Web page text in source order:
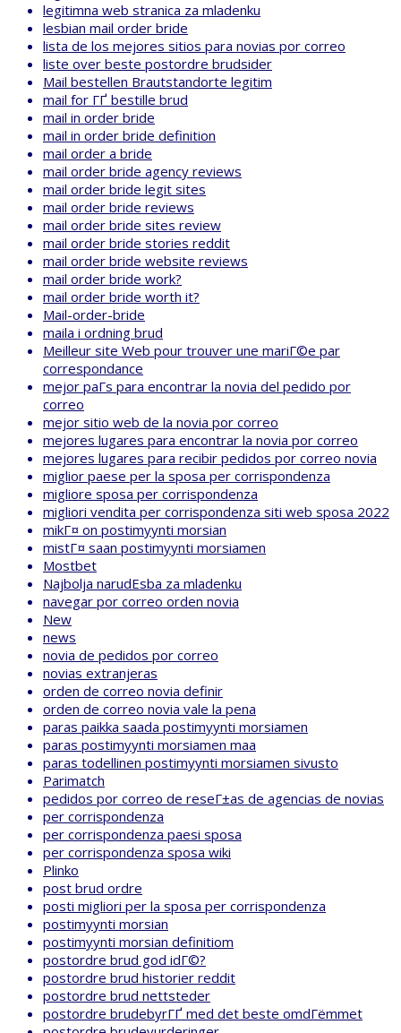
legitimna web stranica za mladenku
lesbian mail order bride
lista de los mejores sitios para novias por correo
liste over beste postordre brudsider
Mail bestellen Brautstandorte legitim
mail for ГҐ bestille brud
mail in order bride
mail in order bride definition
mail order a bride
mail order bride agency reviews
mail order bride legit sites
mail order bride reviews
mail order bride sites review
mail order bride stories reddit
mail order bride website reviews
mail order bride work?
mail order bride worth it?
Mail-order-bride
maila i ordning brud
Meilleur site Web pour trouver une mariГ©e par
correspondance
mejor paГ­s para encontrar la novia del pedido por
correo
mejor sitio web de la novia por correo
mejores lugares para encontrar la novia por correo
mejores lugares para recibir pedidos por correo novia
miglior paese per la sposa per corrispondenza
migliore sposa per corrispondenza
migliori vendita per corrispondenza siti web sposa 2022
mikГ¤ on postimyynti morsian
mistГ¤ saan postimyynti morsiamen
Mostbet
Najbolja narudЕѕba za mladenku
navegar por correo orden novia
New
news
novia de pedidos por correo
novias extranjeras
orden de correo novia definir
orden de correo novia vale la pena
paras paikka saada postimyynti morsiamen
paras postimyynti morsiamen maa
paras todellinen postimyynti morsiamen sivusto
Parimatch
pedidos por correo de reseГ±as de agencias de novias
per corrispondenza
per corrispondenza paesi sposa
per corrispondenza sposa wiki
Plinko
post brud ordre
posti migliori per la sposa per corrispondenza
postimyynti morsian
postimyynti morsian definitiom
postordre brud god idГ©?
postordre brud historier reddit
postordre brud nettsteder
postordre brudebyrГҐ med det beste omdГёmmet